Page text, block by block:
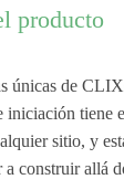
producto
únicas de
iniciación tiene
sitio, y
construir allá